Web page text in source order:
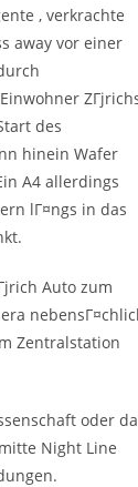
, verkrachte
away vor einer
des
hinein Wafer
A4 allerdings
lГ¤ngs in das
Auto zum
Zentralstation
oder
Night Line